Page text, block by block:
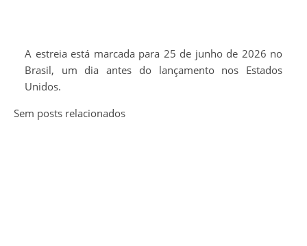
A estreia está marcada para 25 de junho de 2026 no
Brasil, um dia antes do lançamento nos Estados
Unidos.
Sem posts relacionados